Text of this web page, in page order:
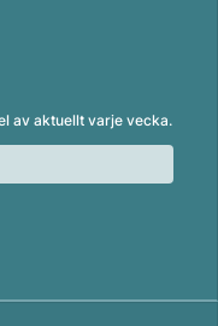
av aktuellt varje vecka.